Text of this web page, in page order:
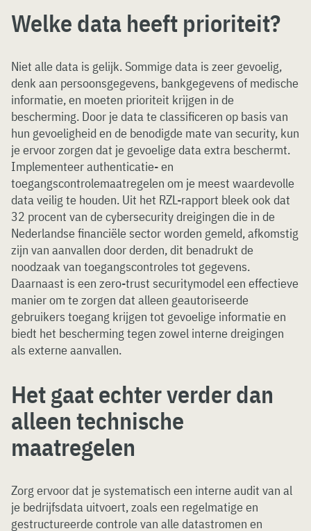
Welke data heeft prioriteit?
Niet alle data is gelijk. Sommige data is zeer gevoelig,
denk aan persoonsgegevens, bankgegevens of medische
informatie, en moeten prioriteit krijgen in de
bescherming. Door je data te classificeren op basis van
hun gevoeligheid en de benodigde mate van security, kun
je ervoor zorgen dat je gevoelige data extra beschermt.
Implementeer authenticatie- en
toegangscontrolemaatregelen om je meest waardevolle
data veilig te houden. Uit het RZL-rapport bleek ook dat
32 procent van de cybersecurity dreigingen die in de
Nederlandse financiële sector worden gemeld, afkomstig
zijn van aanvallen door derden, dit benadrukt de
noodzaak van toegangscontroles tot gegevens.
Daarnaast is een zero-trust securitymodel een effectieve
manier om te zorgen dat alleen geautoriseerde
gebruikers toegang krijgen tot gevoelige informatie en
biedt het bescherming tegen zowel interne dreigingen
als externe aanvallen.
Het gaat echter verder dan
alleen technische
maatregelen
Zorg ervoor dat je systematisch een interne audit van al
je bedrijfsdata uitvoert, zoals een regelmatige en
gestructureerde controle van alle datastromen en